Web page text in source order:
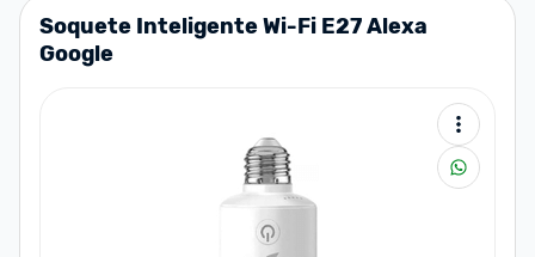
Soquete Inteligente Wi-Fi E27 Alexa
Google